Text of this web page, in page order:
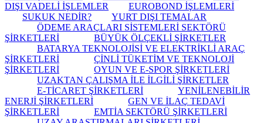
DIŞI VADELİ İŞLEMLER
EUROBOND İŞLEMLERİ
SUKUK NEDİR?
YURT DIŞI TEMALAR
ÖDEME ARAÇLARI SİSTEMLERİ SEKTÖRÜ
ŞİRKETLERİ
BÜYÜK ÖLÇEKLİ ŞİRKETLER
BATARYA TEKNOLOJİSİ VE ELEKTRİKLİ ARAÇ
ŞİRKETLERİ
ÇİNLİ TÜKETİM VE TEKNOLOJİ
ŞİRKETLERİ
OYUN VE E-SPOR ŞİRKETLERİ
UZAKTAN ÇALIŞMA İLE İLGİLİ ŞİRKETLER
E-TİCARET ŞİRKETLERİ
YENİLENEBİLİR
ENERJİ ŞİRKETLERİ
GEN VE İLAÇ TEDAVİ
ŞİRKETLERİ
EMTİA SEKTÖRÜ ŞİRKETLERİ